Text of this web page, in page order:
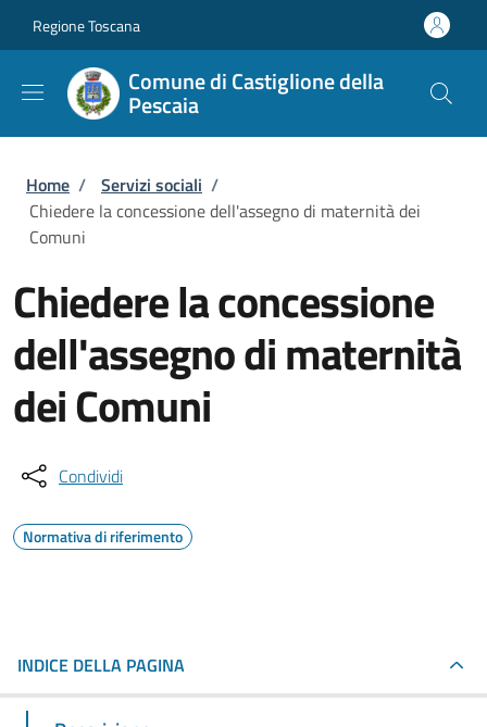
Regione Toscana
Comune di Castiglione della
Pescaia
Briciole di pane
Home / Servizi sociali /
Chiedere la concessione dell'assegno di maternità dei
Comuni
Chiedere la concessione
dell'assegno di maternità
dei Comuni
Condividi
Normativa di riferimento
INDICE DELLA PAGINA